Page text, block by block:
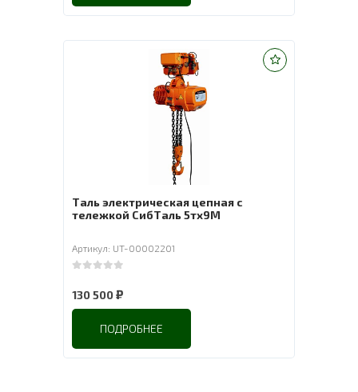
Таль электрическая цепная с
тележкой СибТаль 5тх9М
Артикул: UT-00002201
130 500₽
ПОДРОБНЕЕ